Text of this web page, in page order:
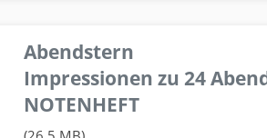
Abendstern
Impressionen zu 24
NOTENHEFT